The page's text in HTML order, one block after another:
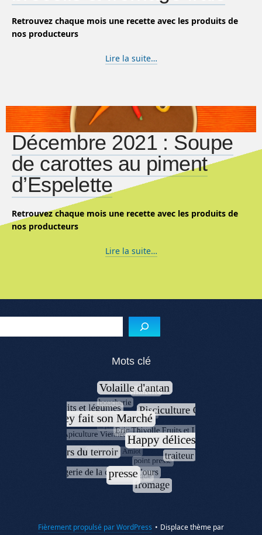
Retrouvez chaque mois une recette avec les produits de
nos producteurs
Lire la suite…
Décembre 2021 : Soupe
de carottes au piment
d’Espelette
Retrouvez chaque mois une recette avec les produits de
nos producteurs
Lire la suite…
Mots clé
Fièrement propulsé par WordPress • Displace thème par